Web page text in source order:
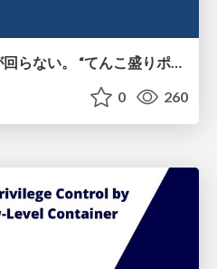
0 260